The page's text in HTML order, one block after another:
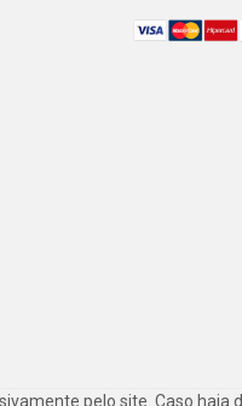
pelo site. Caso haja